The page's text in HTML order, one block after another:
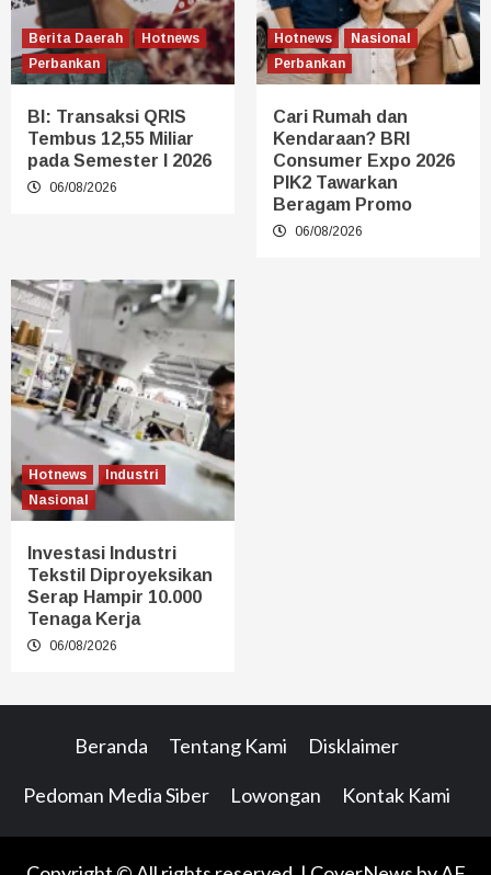
Berita Daerah
Hotnews
Perbankan
BI: Transaksi QRIS
Tembus 12,55 Miliar
pada Semester I 2026
06/08/2026
Hotnews
Nasional
Perbankan
Cari Rumah dan
Kendaraan? BRI
Consumer Expo 2026
PIK2 Tawarkan
Beragam Promo
06/08/2026
Hotnews
Industri
Nasional
Investasi Industri
Tekstil Diproyeksikan
Serap Hampir 10.000
Tenaga Kerja
06/08/2026
Beranda Tentang Kami Disklaimer
Pedoman Media Siber Lowongan Kontak Kami